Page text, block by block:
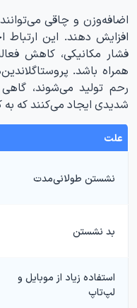
اضافه‌وزن و چاقی
افزایش دهند. این ارتباط
فشار مکانیکی، کاهش
همراه باشد.
رحم تولید می‌شوند،
شدیدی ایجاد می‌کنند که
علت
نشستن طولانی‌مدت
بد نشستن
استفاده زیاد از موبایل و
لپ‌تاپ